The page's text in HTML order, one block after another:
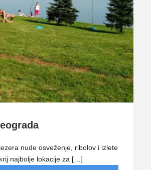
nude osveženje, ribolov i izlete
najbolje lokacije za […]